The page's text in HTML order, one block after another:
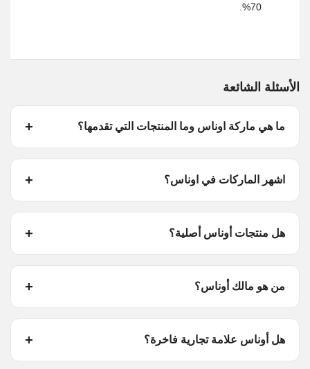
70%.
الأسئلة الشائعة
ما هي ماركة اوناس وما المنتجات التي تقدمها؟
اشهر الماركات في اوناس؟
هل منتجات أوناس أصلية؟
من هو مالك أوناس؟
هل أوناس علامة تجارية فاخرة؟